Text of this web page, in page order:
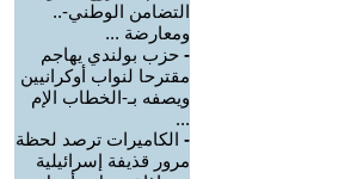
التضامن الوطني-..
ومعارضة ...
- حزب بولندي يهاجم
مقترحا لنواب أوكرانيين
ويصفه بـ-الخطاب الإم
...
- الكاميرات ترصد لحظة
مرور قذيفة إسرائيلية